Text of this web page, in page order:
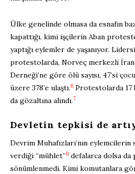
Ülke genelinde olmasa da esnafın
kapattığı, kimi işçilerin Aban
yaptığı eylemler de yaşanıyor.
protestolarda, Norveç merkezli İran
Derneği’ne göre ölü sayısı, 47’si
üzere 378’e ulaştı.6 Protestolarda
da gözaltına alındı.7
Devletin tepkisi de
Devrim Muhafızları’nın
verdiği “mühlet”8 defalarca dolsa
sönümlenmedi. Kimi komutanlara